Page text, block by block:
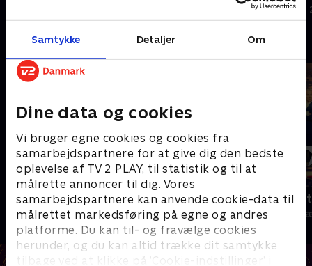
Samtykke Detaljer Om
Dine data og cookies
Vi bruger egne cookies og cookies fra
samarbejdspartnere for at give dig den bedste
oplevelse af TV 2 PLAY, til statistik og til at
målrette annoncer til dig. Vores
samarbejdspartnere kan anvende cookie-data til
målrettet markedsføring på egne og andres
platforme. Du kan til- og fravælge cookies
herunder, og du kan altid trække dit samtykke
tilbage ved at klikke på ’Cookie-indstillinger’ i
episk show slutter dagens
14. februar 2025 • 84 min
Andre så også
Danmarks dummeste
TV-Shows • 1 sæsoner
Britain's
TV-Shows • 2